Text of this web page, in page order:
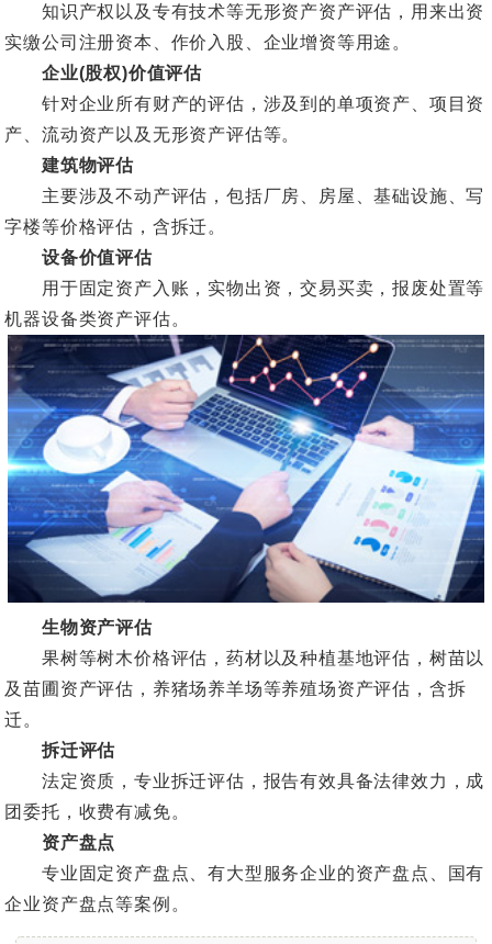
知识产权以及专有技术等无形资产资产评估，用来出资
实缴公司注册资本、作价入股、企业增资等用途。
企业(股权)价值评估
针对企业所有财产的评估，涉及到的单项资产、项目资
产、流动资产以及无形资产评估等。
建筑物评估
主要涉及不动产评估，包括厂房、房屋、基础设施、写
字楼等价格评估，含拆迁。
设备价值评估
用于固定资产入账，实物出资，交易买卖，报废处置等
机器设备类资产评估。
生物资产评估
果树等树木价格评估，药材以及种植基地评估，树苗以
及苗圃资产评估，养猪场养羊场等养殖场资产评估，含拆
迁。
拆迁评估
法定资质，专业拆迁评估，报告有效具备法律效力，成
团委托，收费有减免。
资产盘点
专业固定资产盘点、有大型服务企业的资产盘点、国有
企业资产盘点等案例。